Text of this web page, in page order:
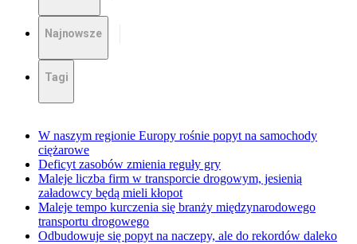
Najnowsze
Tagi
W naszym regionie Europy rośnie popyt na samochody
ciężarowe
Deficyt zasobów zmienia reguły gry
Maleje liczba firm w transporcie drogowym, jesienią
załadowcy będą mieli kłopot
Maleje tempo kurczenia się branży międzynarodowego
transportu drogowego
Odbudowuje się popyt na naczepy, ale do rekordów daleko